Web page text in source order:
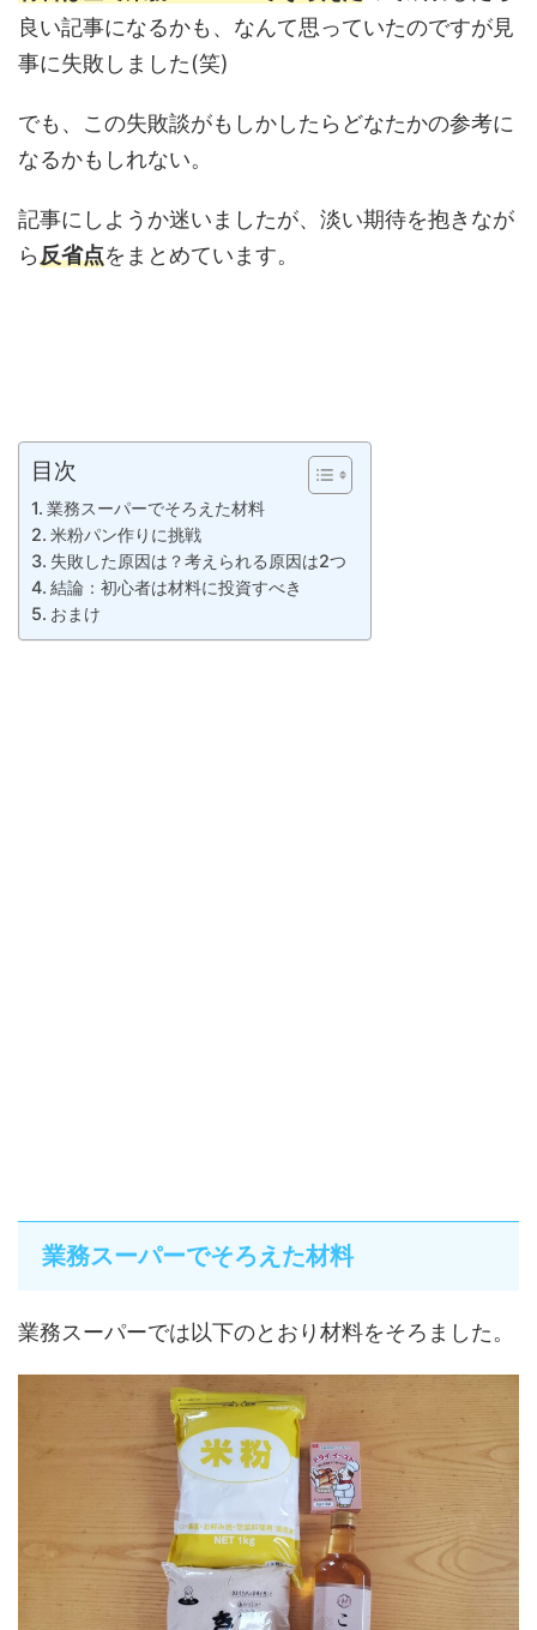
良い記事になるかも、なんて思っていたのですが見
事に失敗しました(笑)
でも、この失敗談がもしかしたらどなたかの参考に
なるかもしれない。
記事にしようか迷いましたが、淡い期待を抱きなが
ら反省点をまとめています。
目次
業務スーパーでそろえた材料
米粉パン作りに挑戦
失敗した原因は？考えられる原因は2つ
結論：初心者は材料に投資すべき
おまけ
業務スーパーでそろえた材料
業務スーパーでは以下のとおり材料をそろました。